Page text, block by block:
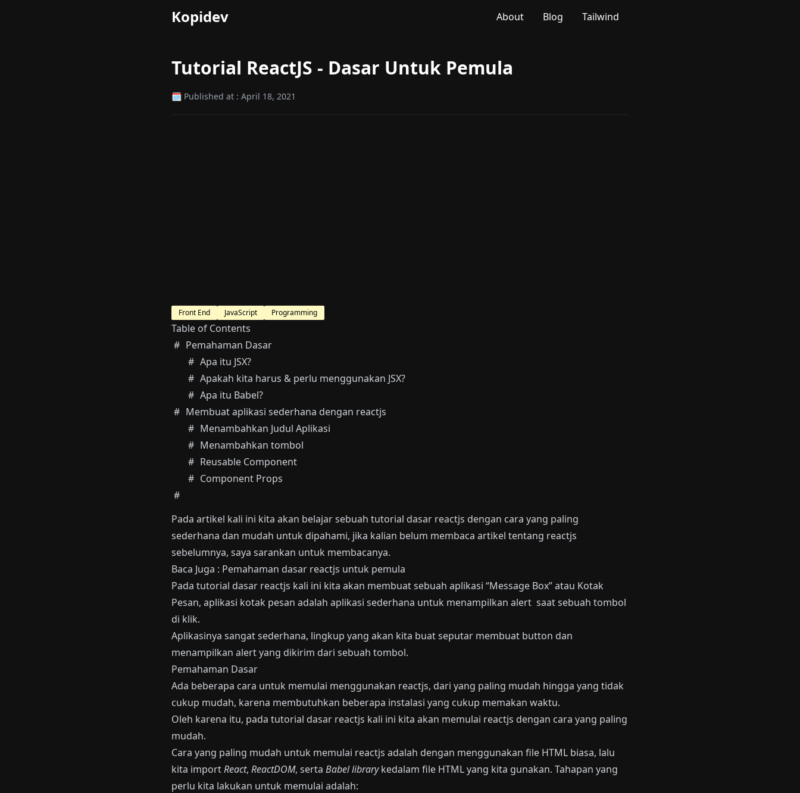
Kopidev About Blog Tailwind
Tutorial ReactJS - Dasar Untuk Pemula
🗓 Published at : April 18, 2021
Front End JavaScript Programming
Table of Contents
Pemahaman Dasar
Apa itu JSX?
Apakah kita harus & perlu menggunakan JSX?
Apa itu Babel?
Membuat aplikasi sederhana dengan reactjs
Menambahkan Judul Aplikasi
Menambahkan tombol
Reusable Component
Component Props
Pada artikel kali ini kita akan belajar sebuah tutorial dasar reactjs dengan cara yang paling
sederhana dan mudah untuk dipahami, jika kalian belum membaca artikel tentang reactjs
sebelumnya, saya sarankan untuk membacanya.
Baca Juga : Pemahaman dasar reactjs untuk pemula
Pada tutorial dasar reactjs kali ini kita akan membuat sebuah aplikasi “Message Box” atau Kotak
Pesan, aplikasi kotak pesan adalah aplikasi sederhana untuk menampilkan alert saat sebuah tombol
di klik.
Aplikasinya sangat sederhana, lingkup yang akan kita buat seputar membuat button dan
menampilkan alert yang dikirim dari sebuah tombol.
Pemahaman Dasar
Ada beberapa cara untuk memulai menggunakan reactjs, dari yang paling mudah hingga yang tidak
cukup mudah, karena membutuhkan beberapa instalasi yang cukup memakan waktu.
Oleh karena itu, pada tutorial dasar reactjs kali ini kita akan memulai reactjs dengan cara yang paling
mudah.
Cara yang paling mudah untuk memulai reactjs adalah dengan menggunakan file HTML biasa, lalu
kita importReact, ReactDOM, serta Babel librarykedalam file HTML yang kita gunakan. Tahapan yang
perlu kita lakukan untuk memulai adalah: